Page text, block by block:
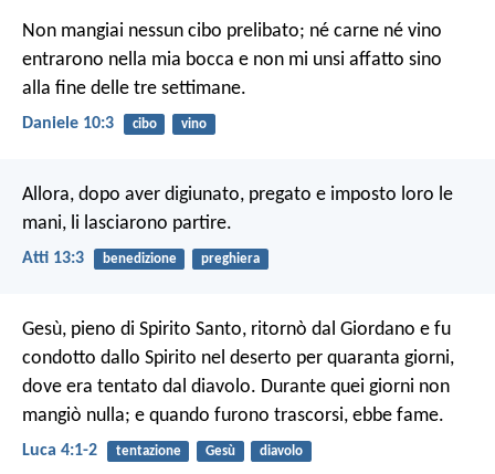
Non mangiai nessun cibo prelibato; né carne né vino
entrarono nella mia bocca e non mi unsi affatto sino
alla fine delle tre settimane.
Daniele 10:3 cibo vino
Allora, dopo aver digiunato, pregato e imposto loro le
mani, li lasciarono partire.
Atti 13:3 benedizione preghiera
Gesù, pieno di Spirito Santo, ritornò dal Giordano e fu
condotto dallo Spirito nel deserto per quaranta giorni,
dove era tentato dal diavolo. Durante quei giorni non
mangiò nulla; e quando furono trascorsi, ebbe fame.
Luca 4:1-2 tentazione Gesù diavolo